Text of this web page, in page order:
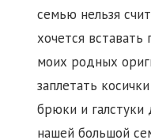
семью нельзя
хочется
моих родных
заплетать
брюки и галстуки
нашей большой